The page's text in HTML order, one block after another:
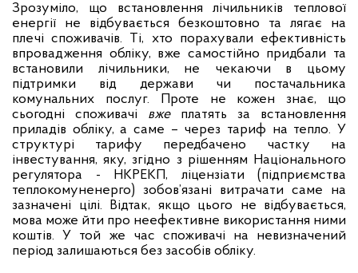
Зрозуміло, що встановлення лічильників теплової
енергії не відбувається безкоштовно та лягає на
плечі споживачів. Ті, хто порахували ефективність
впровадження обліку, вже самостійно придбали та
встановили лічильники, не чекаючи в цьому
підтримки від держави чи постачальника
комунальних послуг. Проте не кожен знає, що
сьогодні споживачі вжеплатять за встановлення
приладів обліку, а саме – через тариф на тепло. У
структурі тарифу передбачено частку на
інвестування, яку, згідно з рішенням Національного
регулятора - НКРЕКП, ліцензіати (підприємства
теплокомуненерго) зобов’язані витрачати саме на
зазначені цілі. Відтак, якщо цього не відбувається,
мова може йти про неефективне використання ними
коштів. У той же час споживачі на невизначений
період залишаються без засобів обліку.